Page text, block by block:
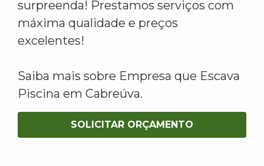
surpreenda! Prestamos serviços com
máxima qualidade e preços
excelentes!
Saiba mais sobre Empresa que Escava
Piscina em Cabreúva.
SOLICITAR ORÇAMENTO